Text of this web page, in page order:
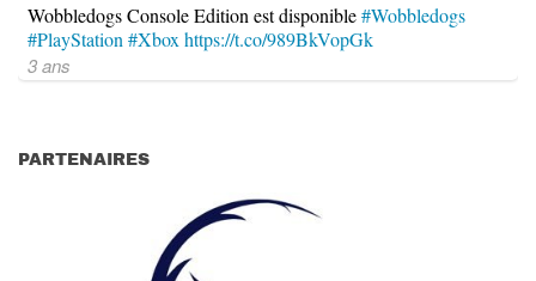
Wobbledogs Console Edition est disponible#Wobbledogs
#PlayStation #Xbox https://t.co/989BkVopGk
3 ans
PARTENAIRES